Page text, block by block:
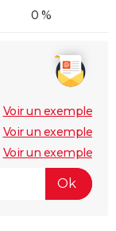
0 %
Voir un exemple
Voir un exemple
Voir un exemple